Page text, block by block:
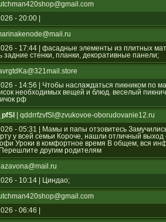
- 20:00 |
- 17:44 | фасадные элементы из плитных
задние стенки, планки, декоративные панели;
- 14:56 | Чтобы наслаждаться пикником по
необходимых вещей и блюд. веселый
рф
| qddrrfzvfSl@zvukovoe-oborudovanie12.ru
- 05:31 | Мамы и папы отзовитесь
у всей семьи Короче, нашли отличный
Уроки в комфортное время В общем, вся
другим родителям
- 10:14 | Циндао;
- 06:46 |